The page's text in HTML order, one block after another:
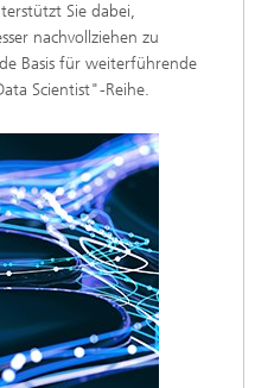
Sie dabei,
nachvollziehen zu
Basis für weiterführende
Scientist"-Reihe.